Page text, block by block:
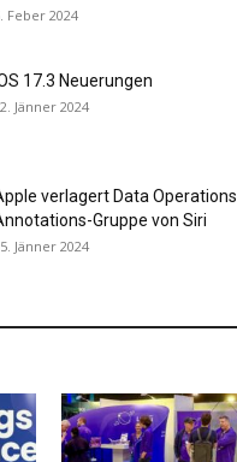
Feber 2024
17.3 Neuerungen
Jänner 2024
verlagert Data Operations
Gruppe von Siri
Jänner 2024